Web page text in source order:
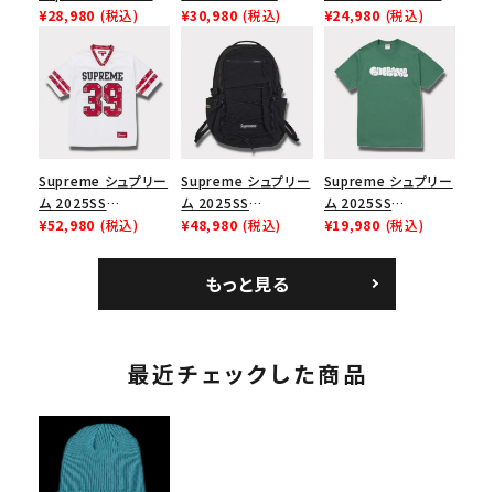
Force 1 Low シュプ
ース１スニーカー シ
ューズ ホワイト
¥28,980 (税込)
Angeles Fire Relief
Box Logo Tee ファ
イヤーリリーフボック
スロゴTシャツ ホワ
イト 白
¥30,980 (税込)
Chino Twill Camp
Cap ウォッシュチノツ
イルキャンプキャップ
ブラック 黒
¥24,980 (税込)
Supreme シュプリー
ム 2025SS
Bandana Football
¥52,980 (税込)
Supreme シュプリー
ム 2025SS
Backpack バックパッ
¥48,980 (税込)
Supreme シュプリー
ム 2025SS
Homerun Tee ホー
¥19,980 (税込)
もっと見る
最近チェックした商品